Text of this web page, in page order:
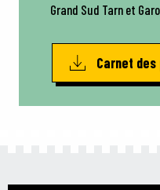
Grand Sud Tarn et
Carnet